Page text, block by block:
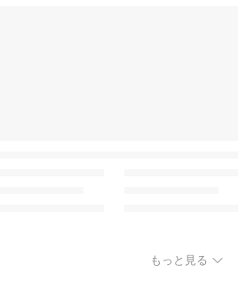
もっと見る